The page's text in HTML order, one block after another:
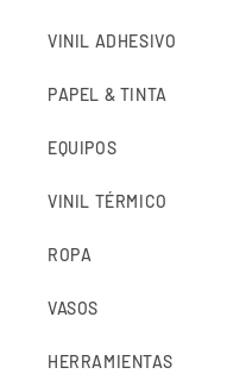
VINIL ADHESIVO
PAPEL & TINTA
EQUIPOS
VINIL TÉRMICO
ROPA
VASOS
HERRAMIENTAS